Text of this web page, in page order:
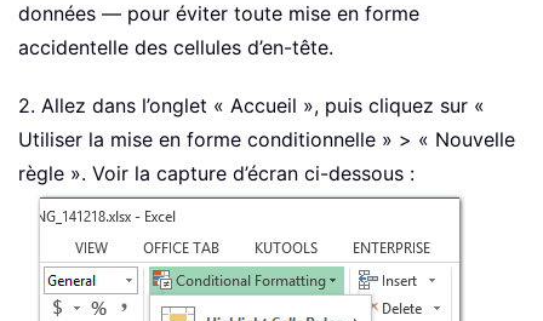
données — pour éviter toute mise en forme
accidentelle des cellules d’en-tête.
2. Allez dans l’onglet « Accueil », puis cliquez sur «
Utiliser la mise en forme conditionnelle » > « Nouvelle
règle ». Voir la capture d’écran ci-dessous :